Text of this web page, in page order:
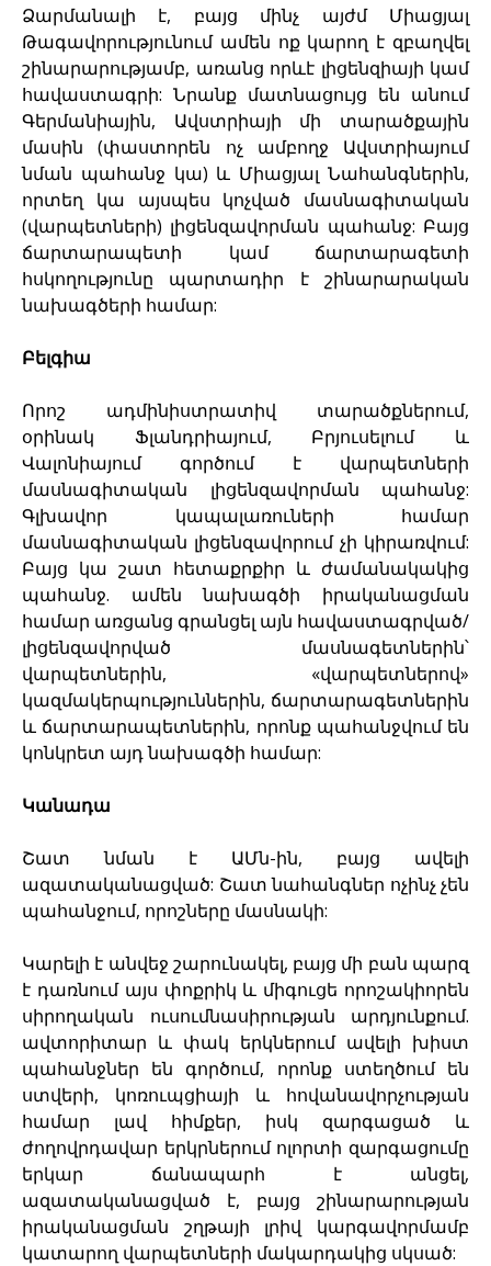
Ձարմանալի է, բայց մինչ այժմ Միացյալ
Թագավորությունում ամեն ոք կարող է զբաղվել
շինարարությամբ, առանց որևէ լիցենզիայի կամ
հավաստագրի: Նրանք մատնացույց են անում
Գերմանիային, Ավստրիայի մի տարածքային
մասին (փաստորեն ոչ ամբողջ Ավստրիայում
նման պահանջ կա) և Միացյալ Նահանգներին,
որտեղ կա այսպես կոչված մասնագիտական
(վարպետների) լիցենզավորման պահանջ: Բայց
ճարտարապետի կամ ճարտարագետի
հսկողությունը պարտադիր է շինարարական
նախագծերի համար:
Բելգիա
Որոշ ադմինիստրատիվ տարածքներում,
օրինակ Ֆլանդրիայում, Բրյուսելում և
Վալոնիայում գործում է վարպետների
մասնագիտական լիցենզավորման պահանջ:
Գլխավոր կապալառուների համար
մասնագիտական լիցենզավորում չի կիրառվում:
Բայց կա շատ հետաքրքիր և ժամանակակից
պահանջ. ամեն նախագծի իրականացման
համար առցանց գրանցել այն հավաստագրված/
լիցենզավորված մասնագետներին՝
վարպետներին, «վարպետներով»
կազմակերպություններին, ճարտարագետներին
և ճարտարապետներին, որոնք պահանջվում են
կոնկրետ այդ նախագծի համար:
Կանադա
Շատ նման է ԱՄն-ին, բայց ավելի
ազատականացված: Շատ նահանգներ ոչինչ չեն
պահանջում, որոշները մասնակի:
Կարելի է անվեջ շարունակել, բայց մի բան պարզ
է դառնում այս փոքրիկ և միգուցե որոշակիորեն
սիրողական ուսումնասիրության արդյունքում.
ավտորիտար և փակ երկներում ավելի խիստ
պահանջներ են գործում, որոնք ստեղծում են
ստվերի, կոռուպցիայի և հովանավորչության
համար լավ հիմքեր, իսկ զարգացած և
ժողովրդավար երկրներում ոլորտի զարգացումը
երկար ճանապարհ է անցել,
ազատականացված է, բայց շինարարության
իրականացման շղթայի լրիվ կարգավորմամբ
կատարող վարպետների մակարդակից սկսած: